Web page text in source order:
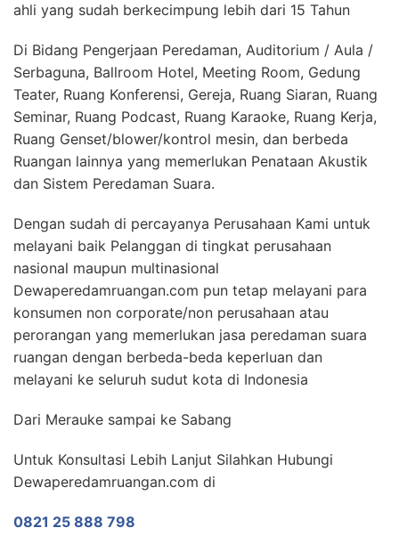
ahli yang sudah berkecimpung lebih dari 15 Tahun
Di Bidang Pengerjaan Peredaman, Auditorium / Aula /
Serbaguna, Ballroom Hotel, Meeting Room, Gedung
Teater, Ruang Konferensi, Gereja, Ruang Siaran, Ruang
Seminar, Ruang Podcast, Ruang Karaoke, Ruang Kerja,
Ruang Genset/blower/kontrol mesin, dan berbeda
Ruangan lainnya yang memerlukan Penataan Akustik
dan Sistem Peredaman Suara.
Dengan sudah di percayanya Perusahaan Kami untuk
melayani baik Pelanggan di tingkat perusahaan
nasional maupun multinasional
Dewaperedamruangan.com pun tetap melayani para
konsumen non corporate/non perusahaan atau
perorangan yang memerlukan jasa peredaman suara
ruangan dengan berbeda-beda keperluan dan
melayani ke seluruh sudut kota di Indonesia
Dari Merauke sampai ke Sabang
Untuk Konsultasi Lebih Lanjut Silahkan Hubungi
Dewaperedamruangan.com di
0821 25 888 798